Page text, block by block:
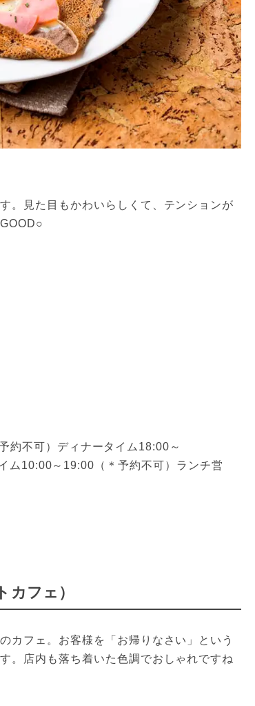
。見た目もかわいらしくて、テンションが
約不可）ディナータイム18:00～
ム10:00～19:00（＊予約不可）ランチ営
フェ）
カフェ。お客様を「お帰りなさい」という
。店内も落ち着いた色調でおしゃれですね